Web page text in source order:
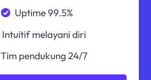
Uptime 99.5%
Intuitif melayani diri
Tim pendukung 24/7